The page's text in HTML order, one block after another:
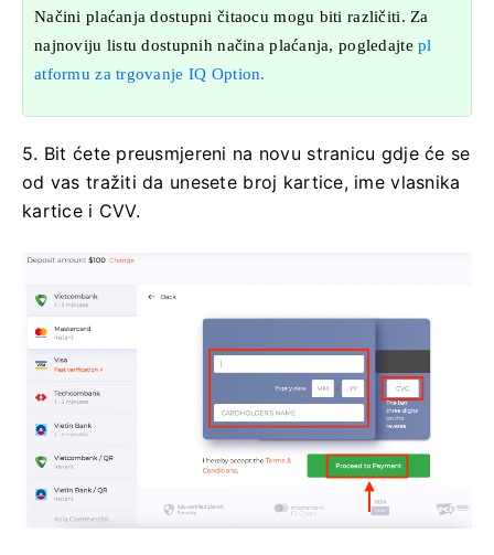
Načini plaćanja dostupni čitaocu mogu biti različiti. Za
najnoviju listu dostupnih načina plaćanja, pogledajtepl
atformu za trgovanje IQ Option.
5. Bit ćete preusmjereni na novu stranicu gdje će se
od vas tražiti da unesete broj kartice, ime vlasnika
kartice i CVV.